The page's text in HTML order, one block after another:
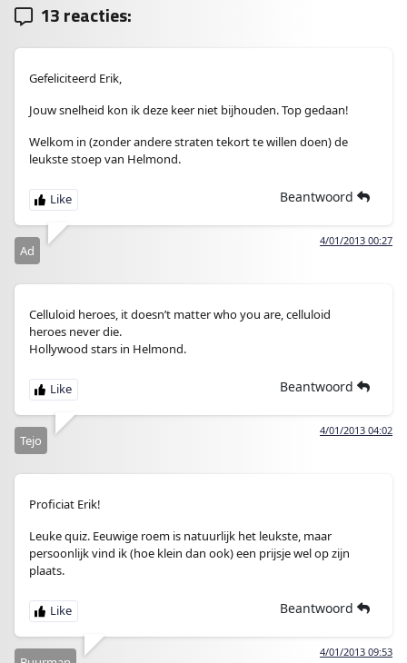
13 reacties:
Gefeliciteerd Erik,
Jouw snelheid kon ik deze keer niet bijhouden. Top gedaan!
Welkom in (zonder andere straten tekort te willen doen) de
leukste stoep van Helmond.
Beantwoord
4/01/2013 00:27
Ad
Celluloid heroes, it doesn’t matter who you are, celluloid
heroes never die.
Hollywood stars in Helmond.
Beantwoord
4/01/2013 04:02
Tejo
Proficiat Erik!
Leuke quiz. Eeuwige roem is natuurlijk het leukste, maar
persoonlijk vind ik (hoe klein dan ook) een prijsje wel op zijn
plaats.
Beantwoord
4/01/2013 09:53